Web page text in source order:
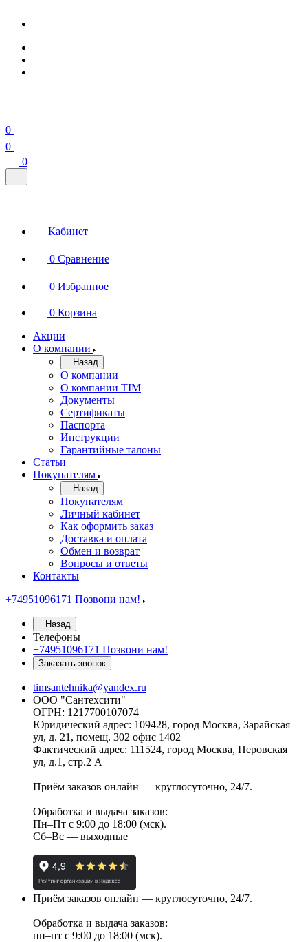
0
0
0
Кабинет
0 Сравнение
0 Избранное
0 Корзина
Акции
О компании
Назад
О компании
О компании TIM
Документы
Сертификаты
Паспорта
Инструкции
Гарантийные талоны
Статьи
Покупателям
Назад
Покупателям
Личный кабинет
Как оформить заказ
Доставка и оплата
Обмен и возврат
Вопросы и ответы
Контакты
+74951096171 Позвони нам!
Назад
Телефоны
+74951096171 Позвони нам!
Заказать звонок
timsantehnika@yandex.ru
ООО "Сантехсити"
ОГРН: 1217700107074
Юридический адрес: 109428, город Москва, Зарайская
ул, д. 21, помещ. 302 офис 1402
Фактический адрес: 111524, город Москва, Перовская
ул, д.1, стр.2 А
Приём заказов онлайн — круглосуточно, 24/7.
Обработка и выдача заказов:
Пн–Пт с 9:00 до 18:00 (мск).
Сб–Вс — выходные
Приём заказов онлайн — круглосуточно, 24/7.
Обработка и выдача заказов:
пн–пт с 9:00 до 18:00 (мск).